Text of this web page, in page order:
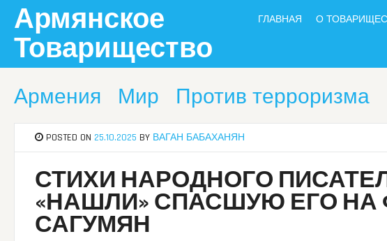
content
Армянское
Товарищество
ГЛАВНАЯ О
Армения Мир Против терроризма
POSTED ON 25.10.2025 BY ВАГАН БАБАХАНЯН
СТИХИ НАРОДНОГО
«НАШЛИ» СПАСШУЮ ЕГО НА
САГУМЯН